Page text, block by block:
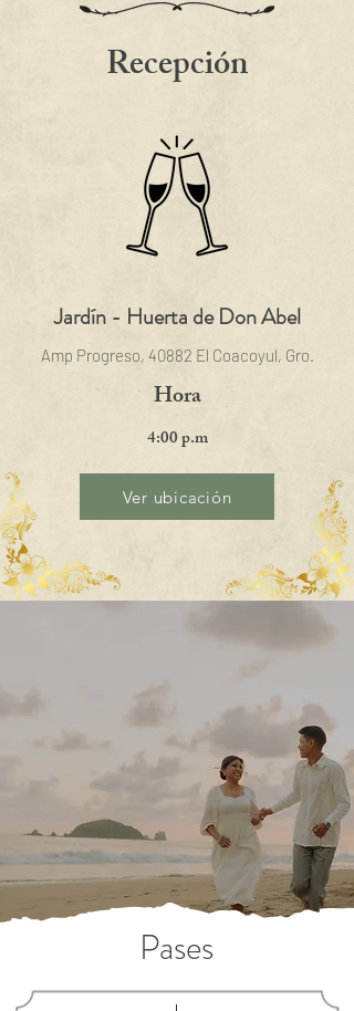
Recepción
Jardín - Huerta de Don Abel
Amp Progreso, 40882 El Coacoyul, Gro.
Hora
4:00 p.m
Ver ubicación
Pases